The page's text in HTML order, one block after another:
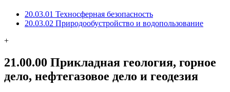
20.03.01 Техносферная безопасность
20.03.02 Природообустройство и водопользование
+
21.00.00 Прикладная геология, горное
дело, нефтегазовое дело и геодезия